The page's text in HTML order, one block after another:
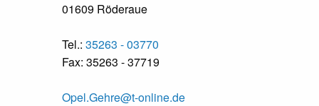
01609 Röderaue
Tel.: 35263 - 03770
Fax: 35263 - 37719
Opel.Gehre@t-online.de